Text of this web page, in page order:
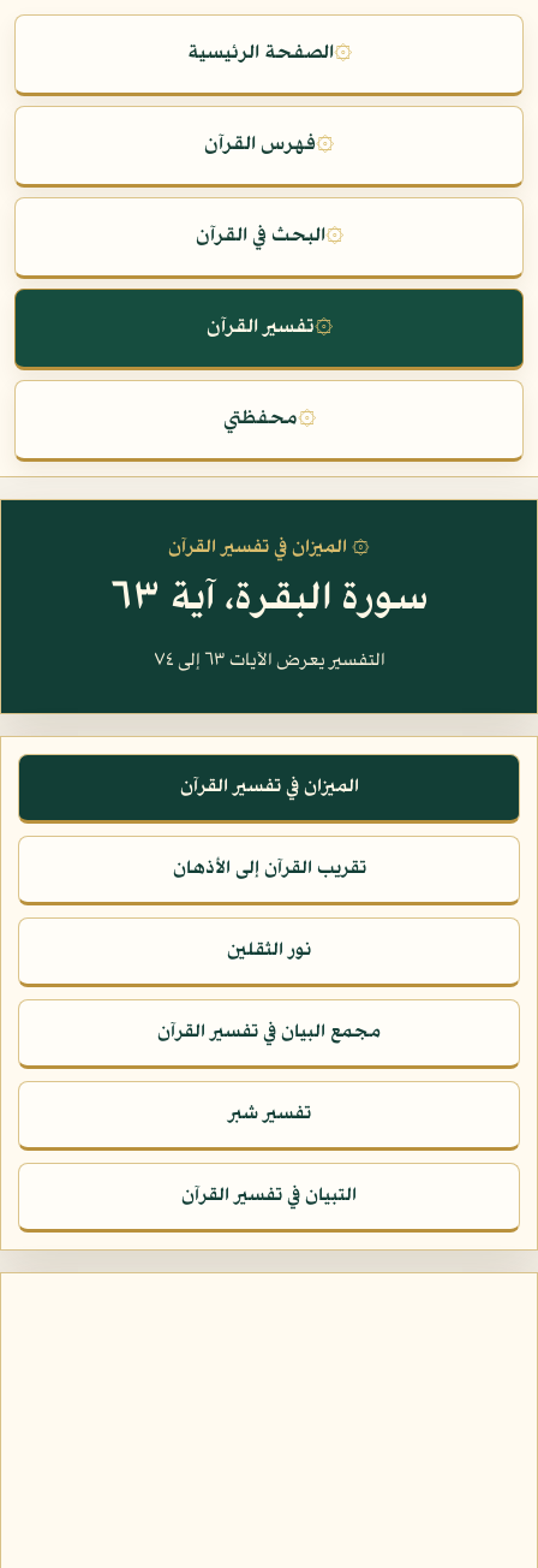
۞الصفحة الرئيسية
۞فهرس القرآن
۞البحث في القرآن
۞تفسير القرآن
۞محفظتي
۞ الميزان في تفسير القرآن
سورة البقرة، آية ٦٣
التفسير يعرض الآيات ٦٣ إلى ٧٤
الميزان في تفسير القرآن
تقريب القرآن إلى الأذهان
نور الثقلين
مجمع البيان في تفسير القرآن
تفسير شبر
التبيان في تفسير القرآن